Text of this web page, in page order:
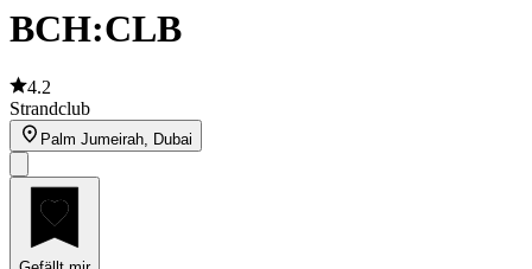
BCH:CLB
4.2
Strandclub
Palm Jumeirah, Dubai